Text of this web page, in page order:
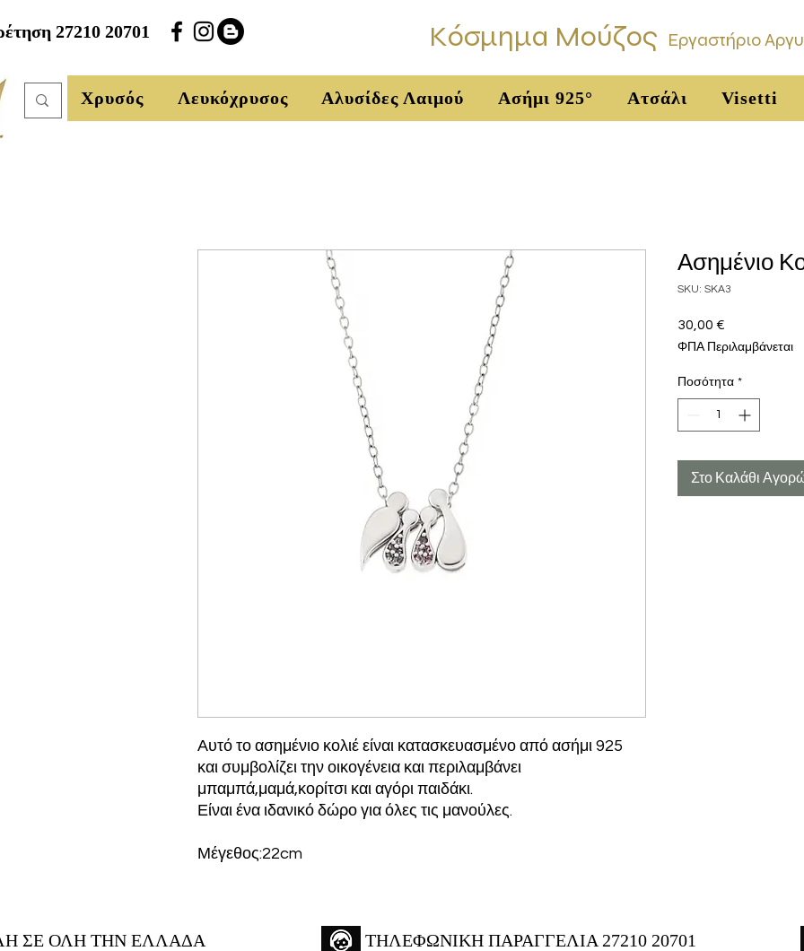
Αυτό το ασημένιο κολιέ είναι κατασκευασμένο από ασήμι 925
και συμβολίζει την οικογένεια και περιλαμβάνει
μπαμπά,μαμά,κορίτσι και αγόρι παιδάκι.
Είναι ένα ιδανικό δώρο για όλες τις μανούλες.
Μέγεθος:22cm
Ασημένιο
SKU: SKA3
30,00 €
ΦΠΑ Περιλαμβάνεται
Ποσότητα *
Στο Καλάθι
Χρυσός Λευκόχρυσος Αλυσίδες Λαιμού Ασήμι 925° Ατσάλι Visetti
Εργαστήριο
Κόσμημα Μούζος
27210 20701
ΣΕ ΟΛΗ ΤΗΝ ΕΛΛΑΔΑ ΤΗΛΕΦΩΝΙΚΗ ΠΑΡΑΓΓΕΛΙΑ 27210 20701